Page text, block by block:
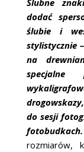
dodać
ślubie i
stylistycznie
na
do sesji
fotobudkach.
rozmiarów,